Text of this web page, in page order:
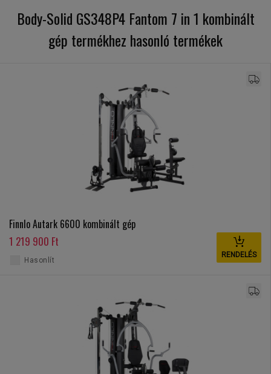
Body-Solid GS348P4 Fantom 7 in 1 kombinált
gép termékhez hasonló termékek
Finnlo Autark 6600 kombinált gép
1 219 900 Ft
RENDELÉS
Hasonlít